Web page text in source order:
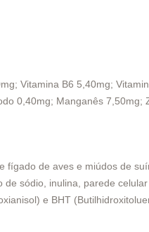
Vitamina B6 5,40mg;
0,40mg; Manganês
de aves e miúdos de
sódio, inulina, parede
e BHT